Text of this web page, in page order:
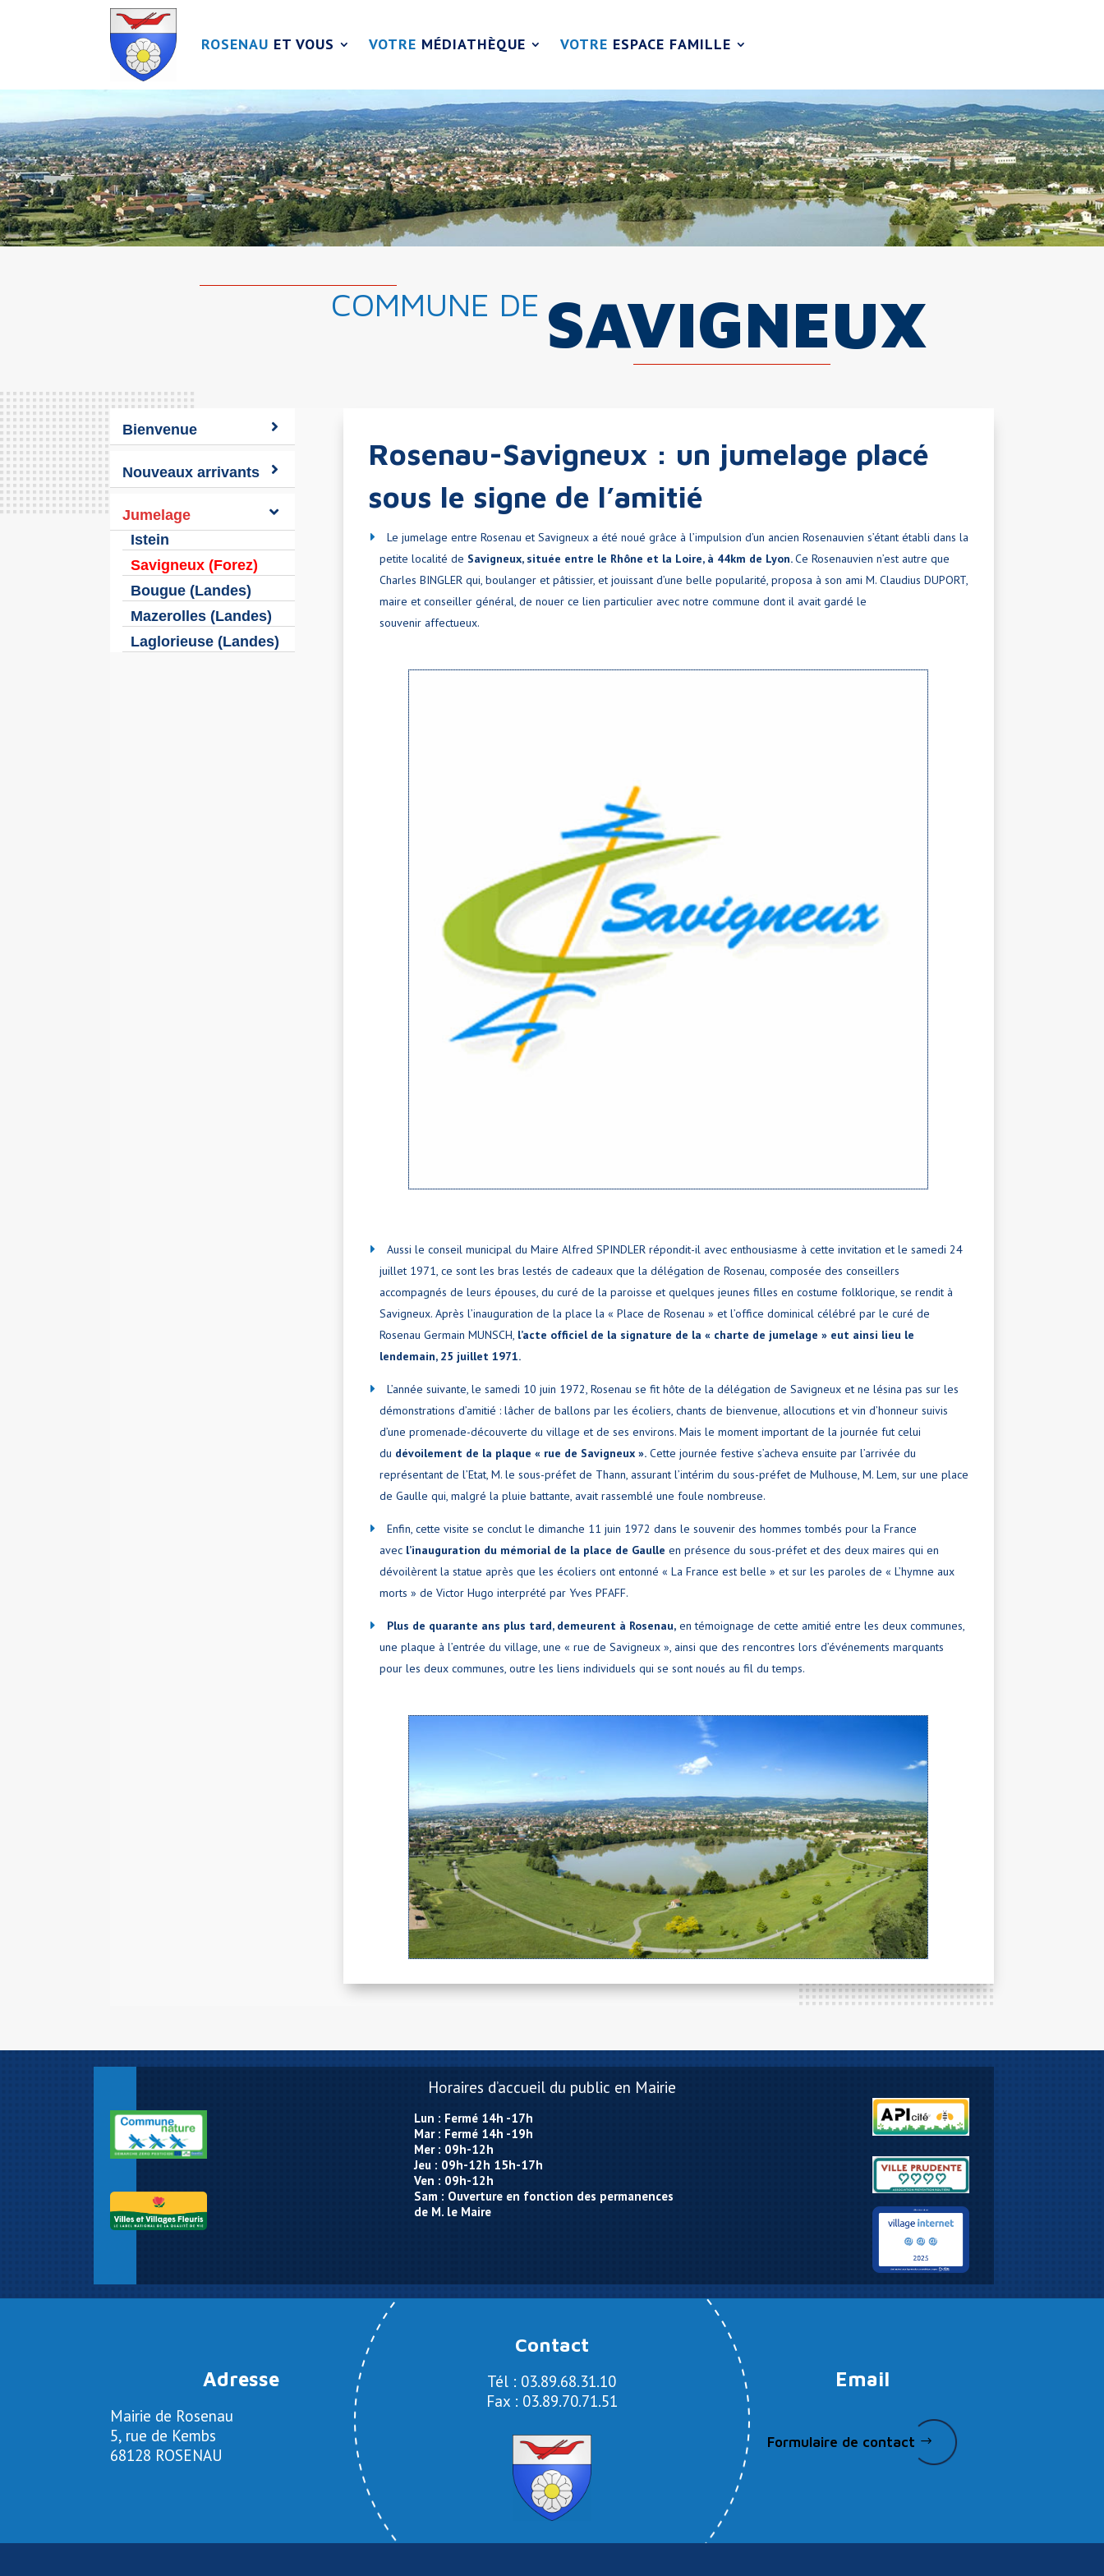
ROSENAU ET VOUS VOTRE MÉDIATHÈQUE VOTRE ESPACE FAMILLE
COMMUNE DE SAVIGNEUX
Bienvenue
Nouveaux arrivants
Jumelage
Istein
Savigneux (Forez)
Bougue (Landes)
Mazerolles (Landes)
Laglorieuse (Landes)
Rosenau-Savigneux : un jumelage placé
sous le signe de l’amitié
Le jumelage entre Rosenau et Savigneux a été noué grâce à l’impulsion d’un ancien Rosenauvien s’étant établi dans la
petite localité de Savigneux, située entre le Rhône et la Loire, à 44km de Lyon. Ce Rosenauvien n’est autre que
Charles BINGLER qui, boulanger et pâtissier, et jouissant d’une belle popularité, proposa à son ami M. Claudius DUPORT,
maire et conseiller général, de nouer ce lien particulier avec notre commune dont il avait gardé le
souvenir affectueux.
Aussi le conseil municipal du Maire Alfred SPINDLER répondit-il avec enthousiasme à cette invitation et le samedi 24
juillet 1971, ce sont les bras lestés de cadeaux que la délégation de Rosenau, composée des conseillers
accompagnés de leurs épouses, du curé de la paroisse et quelques jeunes filles en costume folklorique, se rendit à
Savigneux. Après l’inauguration de la place la « Place de Rosenau » et l’office dominical célébré par le curé de
Rosenau Germain MUNSCH, l’acte officiel de la signature de la « charte de jumelage » eut ainsi lieu le
lendemain, 25 juillet 1971.
L’année suivante, le samedi 10 juin 1972, Rosenau se fit hôte de la délégation de Savigneux et ne lésina pas sur les
démonstrations d’amitié : lâcher de ballons par les écoliers, chants de bienvenue, allocutions et vin d’honneur suivis
d’une promenade-découverte du village et de ses environs. Mais le moment important de la journée fut celui
du dévoilement de la plaque « rue de Savigneux ». Cette journée festive s’acheva ensuite par l’arrivée du
représentant de l’Etat, M. le sous-préfet de Thann, assurant l’intérim du sous-préfet de Mulhouse, M. Lem, sur une place
de Gaulle qui, malgré la pluie battante, avait rassemblé une foule nombreuse.
Enfin, cette visite se conclut le dimanche 11 juin 1972 dans le souvenir des hommes tombés pour la France
avec l’inauguration du mémorial de la place de Gaulle en présence du sous-préfet et des deux maires qui en
dévoilèrent la statue après que les écoliers ont entonné « La France est belle » et sur les paroles de « L’hymne aux
morts » de Victor Hugo interprété par Yves PFAFF.
Plus de quarante ans plus tard, demeurent à Rosenau, en témoignage de cette amitié entre les deux communes,
une plaque à l’entrée du village, une « rue de Savigneux », ainsi que des rencontres lors d’événements marquants
pour les deux communes, outre les liens individuels qui se sont noués au fil du temps.
Etangs de Savigneux
Horaires d’accueil du public en Mairie
Lun : Fermé 14h -17h
Mar : Fermé 14h -19h
Mer : 09h-12h
Jeu : 09h-12h 15h-17h
Ven : 09h-12h
Sam : Ouverture en fonction des permanences
de M. le Maire
Adresse
Mairie de Rosenau
5, rue de Kembs
68128 ROSENAU
Contact
Tél : 03.89.68.31.10
Fax : 03.89.70.71.51
Email
Formulaire de contact